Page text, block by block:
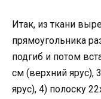
Итак, из ткани
прямоугольника
подгиб и потом
см (верхний ярус),
ярус), 4) полоску